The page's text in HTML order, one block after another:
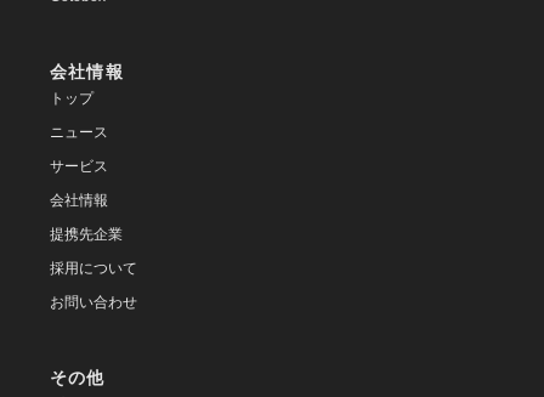
会社情報
トップ
ニュース
サービス
会社情報
提携先企業
採用について
お問い合わせ
その他